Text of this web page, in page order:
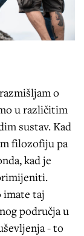
o
u različitim
sustav. Kad
filozofiju pa
kad je
imate taj
područja u
- to